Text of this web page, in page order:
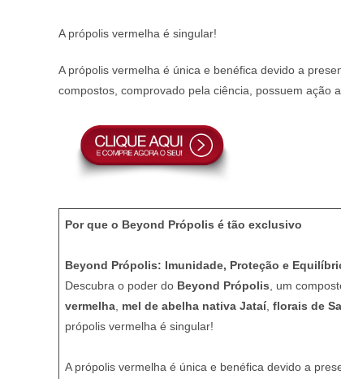
A própolis vermelha é singular!
A própolis vermelha é única e benéfica devido a
compostos, comprovado pela ciência, possuem ação
Por que o Beyond Própolis é tão exclusivo
Beyond Própolis: Imunidade, Proteção e
Descubra o poder do Beyond Própolis , um
vermelha mel de abelha nativa Jataí, florais de
própolis vermelha é singular!
A própolis vermelha é única e benéfica devido a